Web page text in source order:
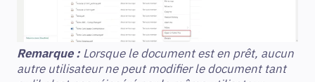
Remarque : Lorsque le document est en prêt, aucun
autre utilisateur ne peut modifier le document tant